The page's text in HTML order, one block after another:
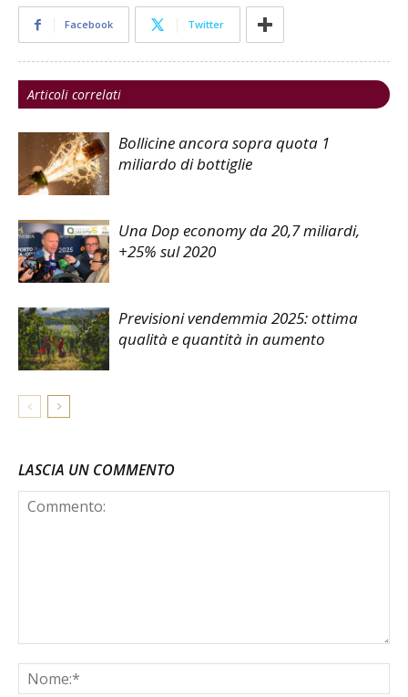
Facebook Twitter
Articoli correlati
Bollicine ancora sopra quota 1
miliardo di bottiglie
Una Dop economy da 20,7 miliardi,
+25% sul 2020
Previsioni vendemmia 2025: ottima
qualità e quantità in aumento
LASCIA UN COMMENTO